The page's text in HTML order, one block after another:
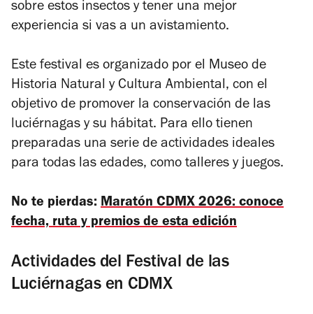
sobre estos insectos y tener una mejor
experiencia si vas a un avistamiento.
Este festival es organizado por el Museo de
Historia Natural y Cultura Ambiental, con el
objetivo de promover la conservación de las
luciérnagas y su hábitat. Para ello tienen
preparadas una serie de actividades ideales
para todas las edades, como talleres y juegos.
No te pierdas: Maratón CDMX 2026: conoce
fecha, ruta y premios de esta edición
Actividades del Festival de las
Luciérnagas en CDMX